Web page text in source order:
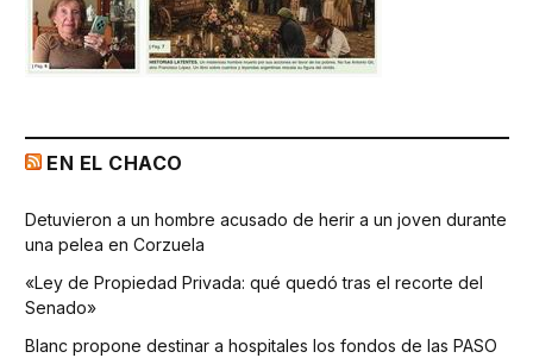
EN EL CHACO
Detuvieron a un hombre acusado de herir a un joven durante
una pelea en Corzuela
«Ley de Propiedad Privada: qué quedó tras el recorte del
Senado»
Blanc propone destinar a hospitales los fondos de las PASO